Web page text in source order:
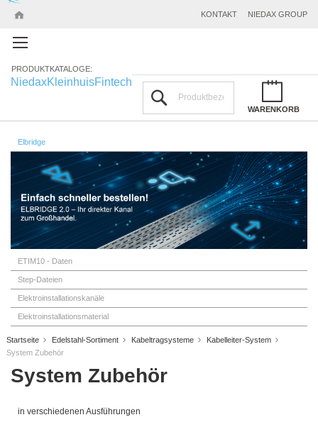
NIEDAX GROUP
KONTAKT
PRODUKTKATALOGE:
NiedaxKleinhuisFintech
WARENKORB
Elbridge
ETIM10 - Daten
Step-Dateien
Elektroinstallationskanäle
Elektroinstallationsmaterial
Startseite Edelstahl-Sortiment Kabeltragsysteme
Kabelleiter-System
System Zubehör
System Zubehör
in verschiedenen Ausführungen